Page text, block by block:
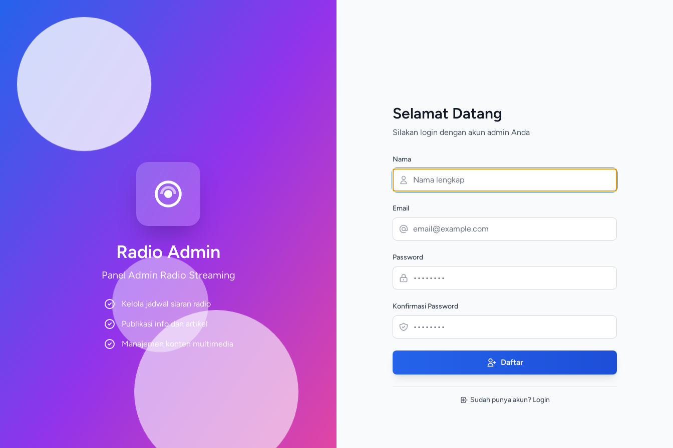
Radio Admin
Panel Admin Radio Streaming
Kelola jadwal siaran radio
Publikasi info dan artikel
Manajemen konten multimedia
Selamat Datang
Silakan login dengan akun admin Anda
Nama
Email
Password
Konfirmasi Password
Daftar
Sudah punya akun? Login